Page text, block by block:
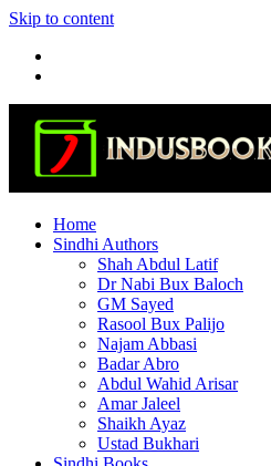
Skip to content
Home
Sindhi Authors
Shah Abdul Latif
Dr Nabi Bux Baloch
GM Sayed
Rasool Bux Palijo
Najam Abbasi
Badar Abro
Abdul Wahid Arisar
Amar Jaleel
Shaikh Ayaz
Ustad Bukhari